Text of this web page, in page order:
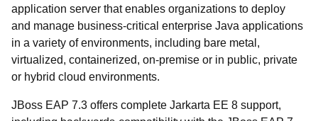
application server that enables organizations to deploy
and manage business-critical enterprise Java applications
in a variety of environments, including bare metal,
virtualized, containerized, on-premise or in public, private
or hybrid cloud environments.
JBoss EAP 7.3 offers complete Jarkarta EE 8 support,